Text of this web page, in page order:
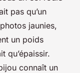
pas qu’un
jaunies,
un poids
qu’épaissir.
connaît un